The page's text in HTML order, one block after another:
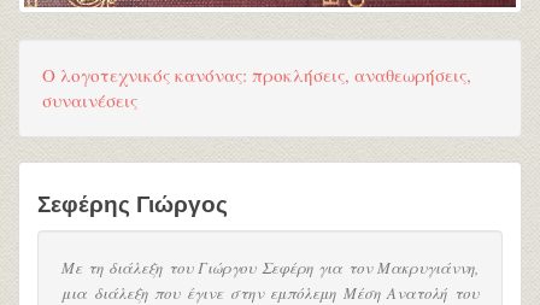
Ο λογοτεχνικός κανόνας: προκλήσεις, αναθεωρήσεις,
συναινέσεις
Σεφέρης Γιώργος
Με τη διάλεξη του Γιώργου Σεφέρη για τον Μακρυγιάννη,
μια διάλεξη που έγινε στην εμπόλεμη Μέση Ανατολή του